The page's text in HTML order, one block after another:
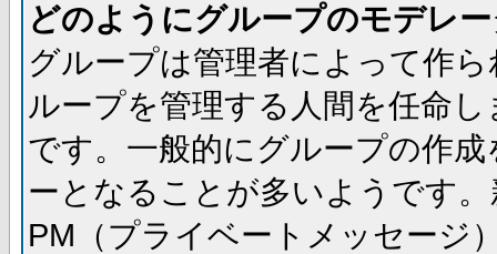
どのようにグループのモデレ
グループは管理者によって作
ループを管理する人間を任命
です。一般的にグループの作
ーとなることが多いようです
PM（プライベートメッセージ